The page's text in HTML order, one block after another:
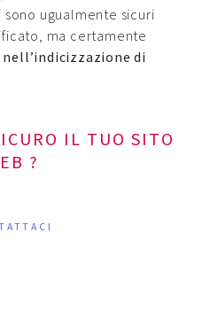
ugualmente sicuri
ma certamente
di
IL TUO SITO
?